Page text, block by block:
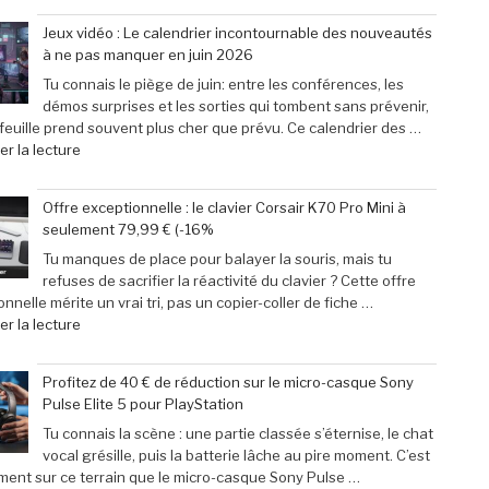
des
passionnés
de
jeux
vidéo
en
Afrique »
31
mai
2026
:
29
escapades
incontournables
pimenter
votre
week-
end »
Jeux vidéo : Le calendrier incontournable des nouveautés
à ne pas manquer en juin 2026
Tu connais le piège de juin: entre les conférences, les
démos surprises et les sorties qui tombent sans prévenir,
prend souvent plus cher que prévu. Ce calendrier des …
la lecturede
vidéo
:
Le
calendrier
incontournable
des
nouveautés
ne
pas
manquer
en
juin
2026 »
Offre exceptionnelle : le clavier Corsair K70 Pro Mini à
seulement 79,99 € (-16%
Tu manques de place pour balayer la souris, mais tu
refuses de sacrifier la réactivité du clavier ? Cette offre
mérite un vrai tri, pas un copier-coller de fiche …
la lecturede
exceptionnelle
:
le
clavier
Corsair
K70
Profitez de 40 € de réduction sur le micro-casque Sony
Pulse Elite 5 pour PlayStation
Tu connais la scène : une partie classée s’éternise, le chat
vocal grésille, puis la batterie lâche au pire moment. C’est
sur ce terrain que le micro-casque Sony Pulse …